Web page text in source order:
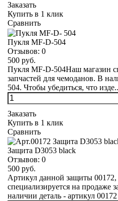
Заказать
Купить в 1 клик
Сравнить
Пукля MF-D-504
Отзывов: 0
500 руб.
Пукля MF-D-504Наш магазин
запчастей для чемоданов. В
504. Чтобы убедиться, что
Заказать
Купить в 1 клик
Сравнить
Защита D3053 black
Отзывов: 0
500 руб.
Артикул данной защиты
специализируется на продаже
наличии деталь - артикул 00172